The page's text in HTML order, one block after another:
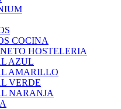
COCINA
HOSTELERIA
AZUL
AMARILLO
VERDE
NARANJA